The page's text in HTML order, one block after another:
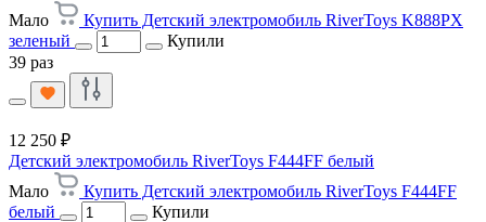
Мало
Купить Детский электромобиль RiverToys K888PX
зеленый
Купили
39 раз
12 250 ₽
Детский электромобиль RiverToys F444FF белый
Мало
Купить Детский электромобиль RiverToys F444FF
белый
Купили